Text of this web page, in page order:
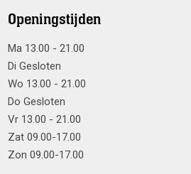
Openingstijden
Ma 13.00 - 21.00
Di Gesloten
Wo 13.00 - 21.00
Do Gesloten
Vr 13.00 - 21.00
Zat 09.00-17.00
Zon 09.00-17.00